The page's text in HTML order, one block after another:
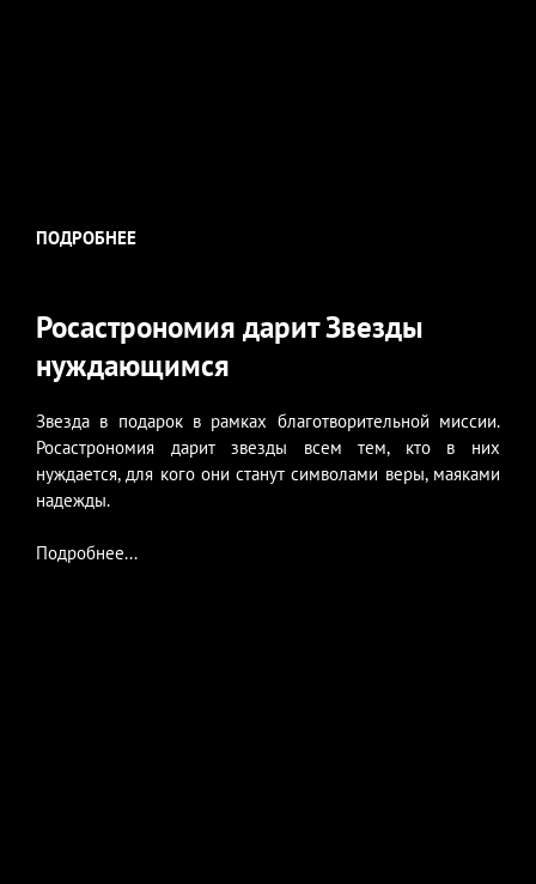
ПОДРОБНЕЕ
Росастрономия дарит Звезды
нуждающимся
Звезда в подарок в рамках благотворительной миссии.
Росастрономия дарит звезды всем тем, кто в них
нуждается, для кого они станут символами веры, маяками
надежды.
Подробнее...